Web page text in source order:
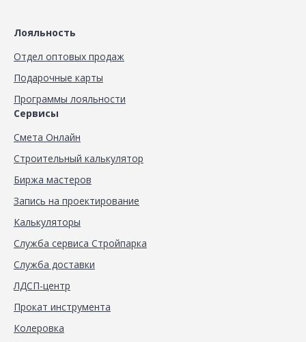
Лояльность
Отдел оптовых продаж
Подарочные карты
Программы лояльности
Сервисы
Смета Онлайн
Строительный калькулятор
Биржа мастеров
Запись на проектирование
Калькуляторы
Служба сервиса Стройпарка
Служба доставки
ЛДСП-центр
Прокат инструмента
Колеровка